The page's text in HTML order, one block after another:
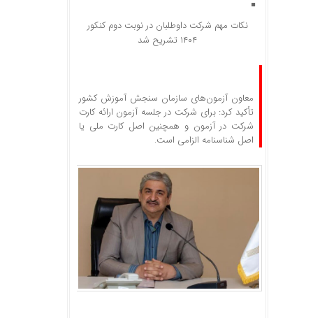
نکات مهم شرکت داوطلبان در نوبت دوم کنکور
۱۴۰۴ تشریح شد
معاون آزمون‌های سازمان سنجش آموزش کشور
تأکید کرد: برای شرکت در جلسه آزمون ارائه کارت
شرکت در آزمون و همچنین اصل کارت ملی یا
اصل شناسنامه الزامی است.